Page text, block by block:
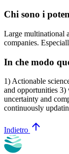
Chi sono i
Large multinational
companies.
In che modo
1) Actionable
and opportunities 3)
uncertainty and
continuously
Indietro arrow_upward